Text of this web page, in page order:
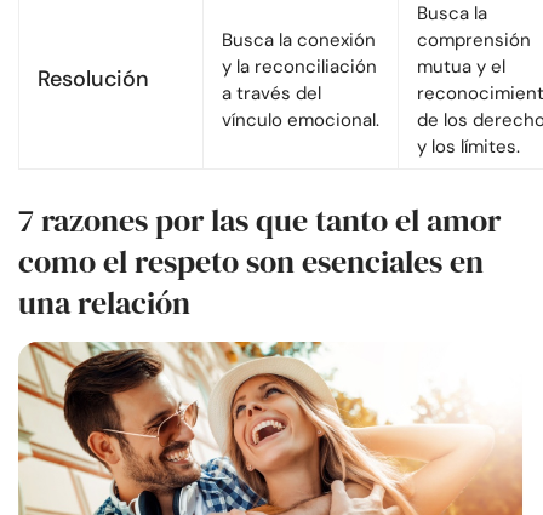
Resolución
Busca la conexión
y la reconciliación
a través del
vínculo emocional.
Busca la
comprensión
mutua y el
de los
y los límites.
7 razones por las que tanto el amor
como el respeto son esenciales en
una relación